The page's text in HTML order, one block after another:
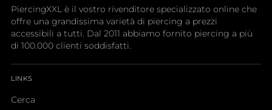
PiercingXXL è il vostro rivenditore specializzato online che
offre una grandissima varietà di piercing a prezzi
accessibili a tutti. Dal 2011 abbiamo fornito piercing a più
di 100.000 clienti soddisfatti.
LINKS
Cerca